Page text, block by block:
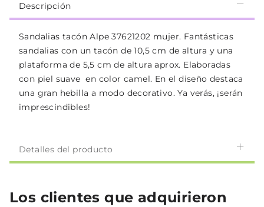
Descripción
Sandalias tacón Alpe 37621202 mujer. Fantásticas
sandalias con un tacón de 10,5 cm de altura y una
plataforma de 5,5 cm de altura aprox. Elaboradas
con piel suave en color camel. En el diseño destaca
una gran hebilla a modo decorativo. Ya verás, ¡serán
imprescindibles!
Detalles del producto
Los clientes que adquirieron